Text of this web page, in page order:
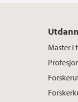
Master i